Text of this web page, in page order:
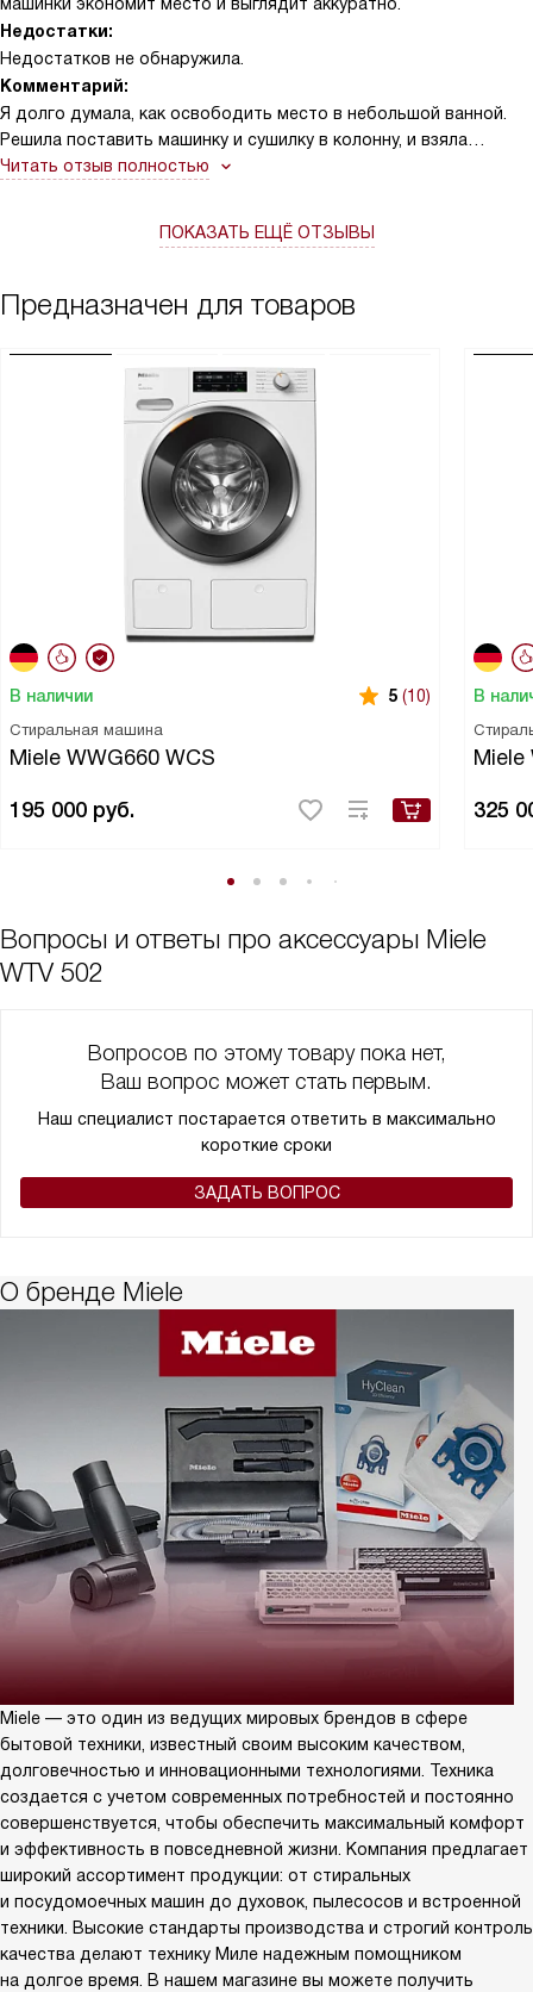
Недостатки:
Недостатков не обнаружила.
Комментарий:
Я долго думала, как освободить место в небольшой ванной.
Решила поставить машинку и сушилку в колонну, и взяла
монтажный комплект специально для этого. С первого дня
Читать отзыв полностью
ПОКАЗАТЬ ЕЩЁ ОТЗЫВЫ
Предназначен для товаров
В наличии 5 (10)
Стиральная машина
Miele WWG660 WCS
195 000 руб.
В
Miele
325
Вопросы и ответы про аксессуары Miele
WTV 502
Вопросов по этому товару пока нет,
Ваш вопрос может стать первым.
Наш специалист постарается ответить в максимально
короткие сроки
ЗАДАТЬ ВОПРОС
О бренде Miele
Miele — это один из ведущих мировых брендов в сфере
бытовой техники, известный своим высоким качеством,
долговечностью и инновационными технологиями. Техника
создается с учетом современных потребностей и постоянно
совершенствуется, чтобы обеспечить максимальный комфорт
и эффективность в повседневной жизни. Компания предлагает
широкий ассортимент продукции: от стиральных
и посудомоечных машин до духовок, пылесосов и встроенной
техники. Высокие стандарты производства и строгий контроль
качества делают технику Миле надежным помощником
на долгое время. В нашем магазине вы можете получить